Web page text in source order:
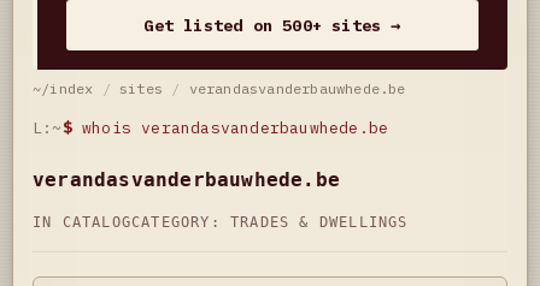
Get listed on 500+ sites →
~/index / sites / verandasvanderbauwhede.be
L:~$ whois verandasvanderbauwhede.be
verandasvanderbauwhede.be
IN CATALOGCATEGORY: TRADES & DWELLINGS